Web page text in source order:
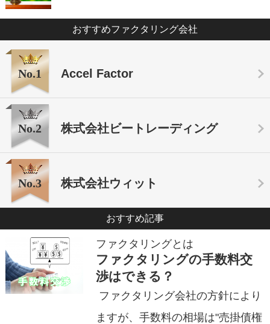
おすすめファクタリング会社
No.1 Accel Factor
No.2 株式会社ビートレーディング
No.3 株式会社ウィット
おすすめ記事
ファクタリングとは
ファクタリングの手数料交
渉はできる？
ファクタリング会社の方針により
ますが、手数料の相場は"売掛債権